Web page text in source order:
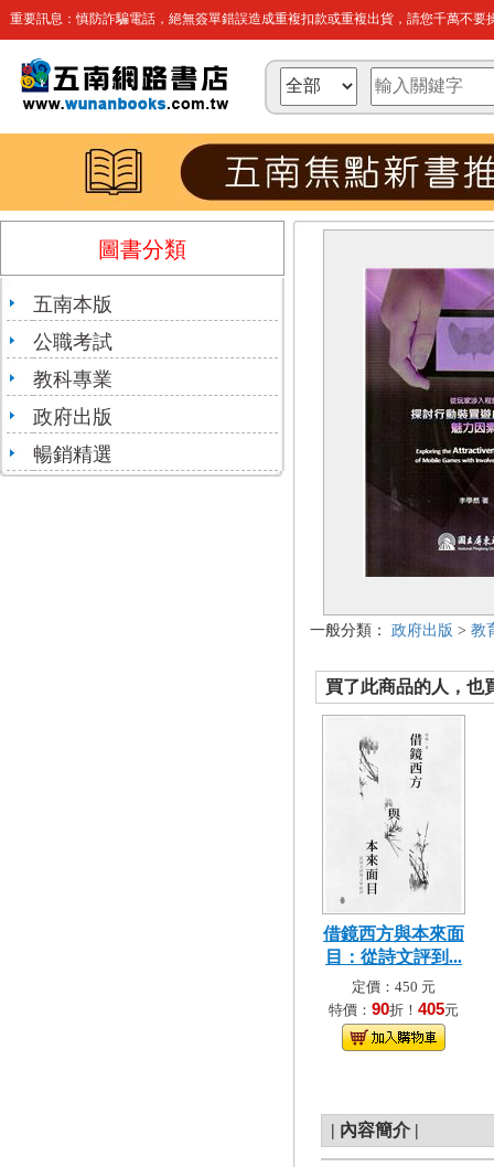
重要訊息：慎防詐騙電話，絕無簽單錯誤造成重複扣款或重複出貨，請您千萬不要
圖書分類
五南本版
公職考試
教科專業
政府出版
暢銷精選
一般分類： 政府出版 > 教
買了此商品的人，也
借鏡西方與本來面
目：從詩文評到...
定價：450 元
特價： 90折！ 405元
| 內容簡介 |